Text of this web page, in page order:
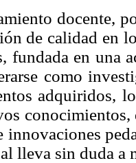
docente,
de calidad en
fundada en una
como
adquiridos,
innovaciones
lleva sin duda a